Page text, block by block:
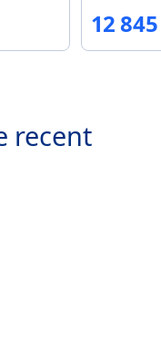
12 845
recent